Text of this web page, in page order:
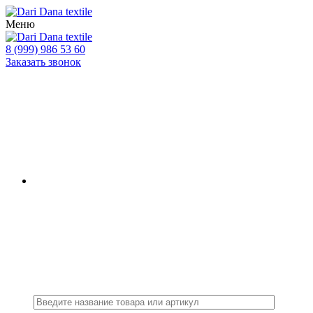
Меню
8 (999) 986 53 60
Заказать звонок